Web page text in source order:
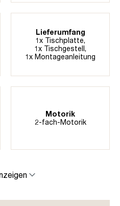
Lieferumfang
1x Tischplatte,
1x Tischgestell,
1x Montageanleitung
Motorik
2-fach-Motorik